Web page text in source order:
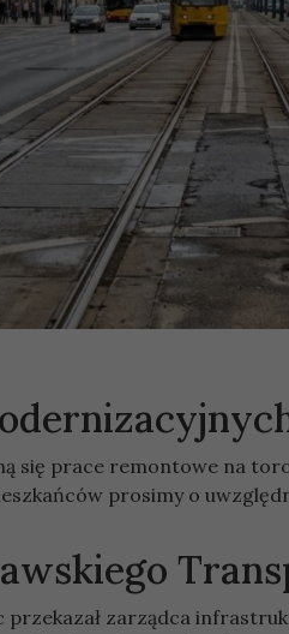
się prace remontowe na
prosimy o
zarządca